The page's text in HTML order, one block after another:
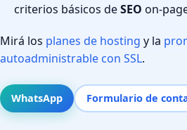
criterios básicos deSEO on-
Mirá los planes de hosting y la
autoadministrable con SSL.
WhatsApp Formulario de